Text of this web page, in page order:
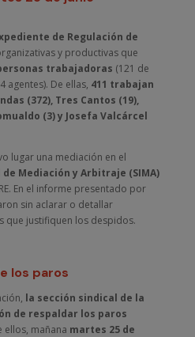
de Regulación de
y productivas que
trabajadoras (121 de
agentes). De ellas, 411 trabajan
(372), Tres Cantos (19),
(3) y Josefa Valcárcel
lugar una mediación en el
Mediación y Arbitraje (SIMA)
En el informe presentado por
sin aclarar o detallar
que justifiquen los despidos.
los paros
la sección sindical de la
de respaldar los paros
ellos, mañana martes 25 de